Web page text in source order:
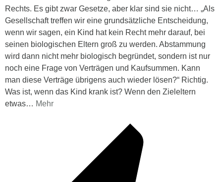
Rechts. Es gibt zwar Gesetze, aber klar sind sie nicht… „Als
Gesellschaft treffen wir eine grundsätzliche Entscheidung,
wenn wir sagen, ein Kind hat kein Recht mehr darauf, bei
seinen biologischen Eltern groß zu werden. Abstammung
wird dann nicht mehr biologisch begründet, sondern ist nur
noch eine Frage von Verträgen und Kaufsummen. Kann
man diese Verträge übrigens auch wieder lösen?“ Richtig.
Was ist, wenn das Kind krank ist? Wenn den Zieleltern
etwas… Mehr